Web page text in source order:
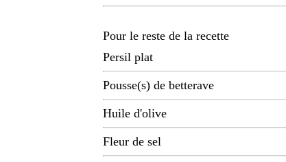
Pour le reste de la recette
Persil plat
Pousse(s) de betterave
Huile d'olive
Fleur de sel